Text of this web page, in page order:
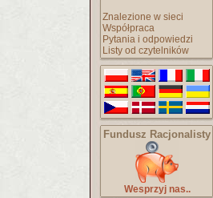
Znalezione w sieci
Współpraca
Pytania i odpowiedzi
Listy od czytelników
Fundusz Racjonalisty
Wesprzyj nas..